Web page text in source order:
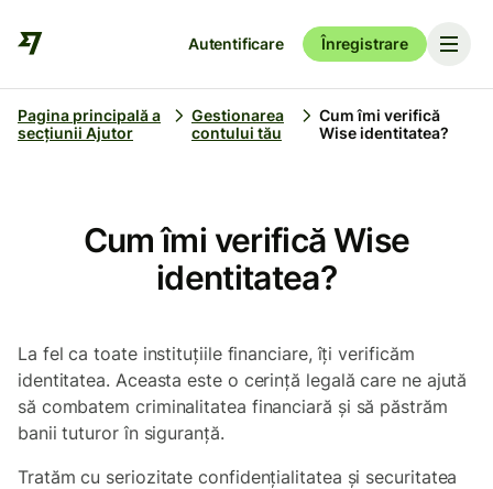
Autentificare Înregistrare
Pagina principală a
secțiunii Ajutor
Gestionarea
contului tău
Cum îmi verifică
Wise identitatea?
Cum îmi verifică Wise
identitatea?
La fel ca toate instituțiile financiare, îți verificăm
identitatea. Aceasta este o cerință legală care ne ajută
să combatem criminalitatea financiară și să păstrăm
banii tuturor în siguranță.
Tratăm cu seriozitate confidențialitatea și securitatea